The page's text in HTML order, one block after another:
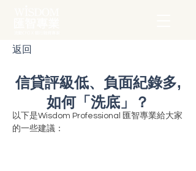
返回
信貸評級低、負面紀錄多,
如何「洗底」？
以下是Wisdom Professional 匯智專業給大家
的一些建議：